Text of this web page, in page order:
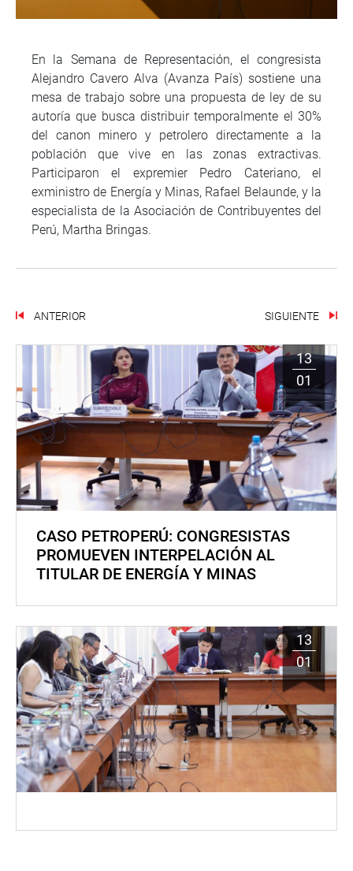
En la Semana de Representación, el congresista
Alejandro Cavero Alva (Avanza País) sostiene una
mesa de trabajo sobre una propuesta de ley de su
autoría que busca distribuir temporalmente el 30%
del canon minero y petrolero directamente a la
población que vive en las zonas extractivas.
Participaron el expremier Pedro Cateriano, el
exministro de Energía y Minas, Rafael Belaunde, y la
especialista de la Asociación de Contribuyentes del
Perú, Martha Bringas.
ANTERIOR SIGUIENTE
13
01
CASO PETROPERÚ: CONGRESISTAS
PROMUEVEN INTERPELACIÓN AL
TITULAR DE ENERGÍA Y MINAS
13
01